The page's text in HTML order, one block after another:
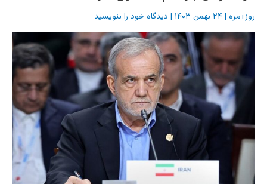
روز+مره |۲۴ بهمن ۱۴۰۳ | دیدگاه‌ خود را بنویسید